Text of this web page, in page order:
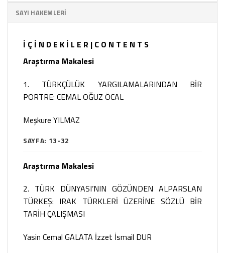
SAYI HAKEMLERI
İ Ç İ N D E K İ L E R | C O N T E N T S
Araştırma Makalesi
1. TÜRKÇÜLÜK YARGILAMALARINDAN BİR
PORTRE: CEMAL OĞUZ ÖCAL
Meşkure YILMAZ
SAYFA: 13-32
Araştırma Makalesi
2. TÜRK DÜNYASI’NIN GÖZÜNDEN ALPARSLAN
TÜRKEŞ: IRAK TÜRKLERİ ÜZERİNE SÖZLÜ BİR
TARİH ÇALIŞMASI
Yasin Cemal GALATA İzzet İsmail DUR